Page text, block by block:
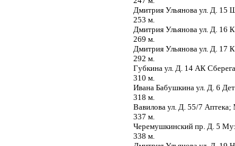
Дмитрия Ульянова ул. Д. 15
253 м.
Дмитрия Ульянова ул. Д. 16
269 м.
Дмитрия Ульянова ул. Д. 17
292 м.
Губкина ул. Д. 14 АК
310 м.
Ивана Бабушкина ул. Д. 6
318 м.
Вавилова ул. Д. 55/7 Аптека;
337 м.
Черемушкинский пр. Д. 5
338 м.